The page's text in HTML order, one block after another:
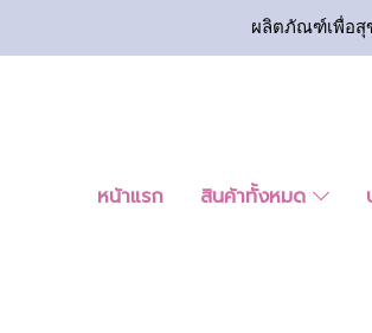
ผลิตภัณฑ์เพื่อสุ
หน้าแรก สินค้าทั้งหมด